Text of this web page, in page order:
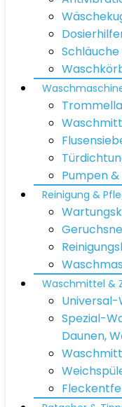
Pumpen
Reinigung &
Waschmittel &
Spezial-
Daunen,